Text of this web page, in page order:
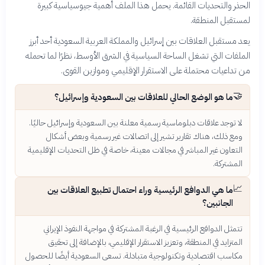
الحذر والتحديات القائمة. يحمل هذا الملف أهمية جيوسياسية كبيرة
لمستقبل المنطقة.
يعد مستقبل العلاقات بين إسرائيل والمملكة العربية السعودية أحد أبرز
الملفات التي تشغل الساحة السياسية في الشرق الأوسط، نظرًا لما تحمله
من تداعيات محتملة على الاستقرار الإقليمي وموازين القوى.
🤝ما هو الوضع الحالي للعلاقات بين السعودية وإسرائيل؟
لا توجد علاقات دبلوماسية رسمية معلنة بين السعودية وإسرائيل حاليًا.
ومع ذلك، هناك تقارير تشير إلى اتصالات غير رسمية وبعض أشكال
التعاون غير المباشر في مجالات معينة، خاصة في ظل التحديات الإقليمية
المشتركة.
📈ما هي الدوافع الرئيسية وراء احتمال تطبيع العلاقات بين
الجانبين؟
تتمثل الدوافع الرئيسية في الرغبة المشتركة في مواجهة النفوذ الإيراني
المتزايد في المنطقة، وتعزيز الاستقرار الإقليمي، بالإضافة إلى تحقيق
مكاسب اقتصادية وتكنولوجية متبادلة. تسعى السعودية أيضًا للحصول